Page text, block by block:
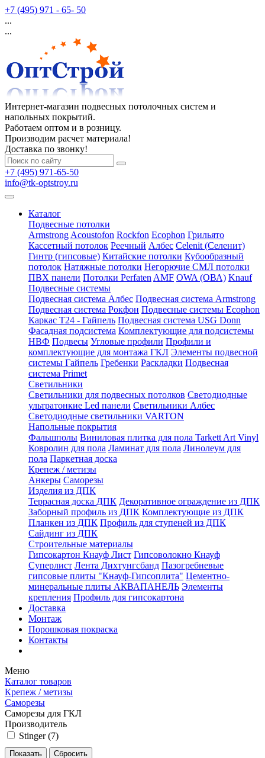
+7 (495) 971 - 65- 50
...
...
Интернет-магазин подвесных потолочных систем и
напольных покрытий.
Работаем оптом и в розницу.
Производим расчет материала!
Доставка по звонку!
+7 (495) 971-65-50
info@tk-optstroy.ru
Каталог
Подвесные потолки
Armstrong Acoustofon Rockfon Ecophon Грильято
Кассетный потолок Реечный Албес Celenit (Селенит)
Гинтр (гипсовые) Китайские потолки Кубообразный
потолок Натяжные потолки Негорючие СМЛ потолки
ПВХ панели Потолки Perfaten AMF OWA (ОВА) Knauf
Подвесные системы
Подвесная система Албес Подвесная система Armstrong
Подвесная система Рокфон Подвесные системы Ecophon
Каркас Т24 - Гайпель Подвесная система USG Donn
Фасадная подсистема Комплектующие для подсистемы
НВФ Подвесы Угловые профили Профили и
комплектующие для монтажа ГКЛ Элементы подвесной
системы Гайпель Гребенки Раскладки Подвесная
система Primet
Светильники
Светильники для подвесных потолков Светодиодные
ультратонкие Led панели Светильники Албес
Светодиодные светильники VARTON
Напольные покрытия
Фальшполы Виниловая плитка для пола Tarkett Art Vinyl
Ковролин для пола Ламинат для пола Линолеум для
пола Паркетная доска
Крепеж / метизы
Анкеры Саморезы
Изделия из ДПК
Террасная доска ДПК Декоративное ограждение из ДПК
Заборный профиль из ДПК Комплектующие из ДПК
Планкен из ДПК Профиль для ступеней из ДПК
Сайдинг из ДПК
Строительные материалы
Гипсокартон Кнауф Лист Гипсоволокно Кнауф
Суперлист Лента Дихтунгсбанд Пазогребневые
гипсовые плиты "Кнауф-Гипсоплита" Цементно-
минеральные плиты АКВАПАНЕЛЬ Элементы
крепления Профиль для гипсокартона
Доставка
Монтаж
Порошковая покраска
Контакты
Меню
Каталог товаров
Крепеж / метизы
Саморезы
Саморезы для ГКЛ
Производитель
Stinger (7)